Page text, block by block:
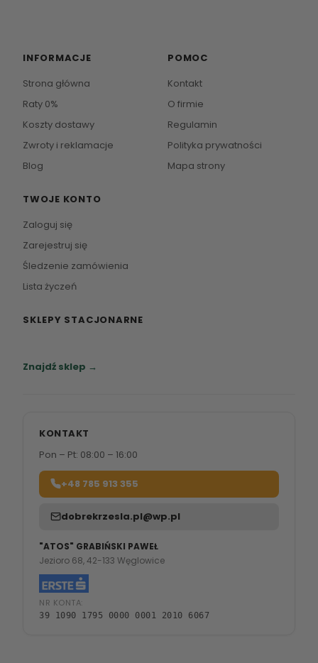
INFORMACJE
Strona główna
Raty 0%
Koszty dostawy
Zwroty i reklamacje
Blog
POMOC
Kontakt
O firmie
Regulamin
Polityka prywatności
Mapa strony
TWOJE KONTO
Zaloguj się
Zarejestruj się
Śledzenie zamówienia
Lista życzeń
SKLEPY STACJONARNE
Znajdź sklep →
KONTAKT
Pon – Pt: 08:00 – 16:00
+48 785 913 355
dobrekrzesla.pl@wp.pl
"ATOS" GRABIŃSKI PAWEŁ
Jezioro 68, 42-133 Węglowice
NR KONTA:
39 1090 1795 0000 0001 2010 6067